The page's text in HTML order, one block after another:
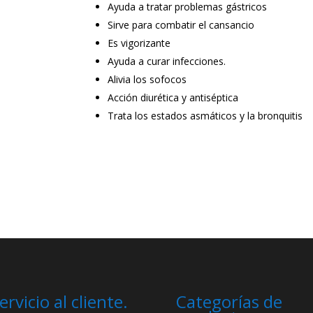
Ayuda a tratar problemas gástricos
Sirve para combatir el cansancio
Es vigorizante
Ayuda a curar infecciones.
Alivia los sofocos
Acción diurética y antiséptica
Trata los estados asmáticos y la bronquitis
al cliente. Categorías de